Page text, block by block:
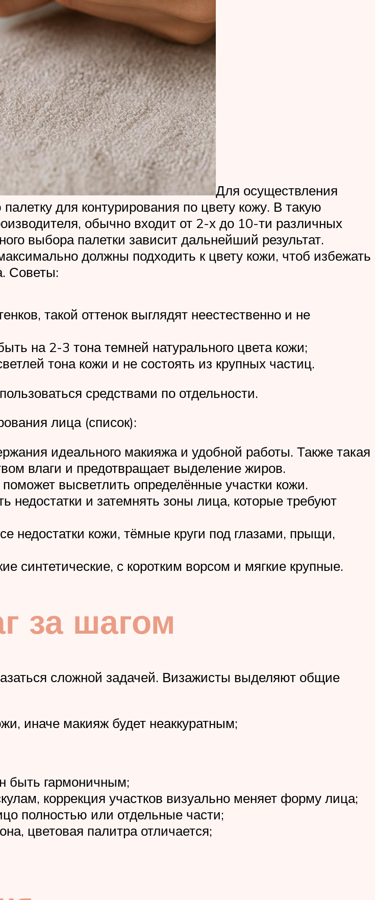
Для осуществления
для контурирования по цвету кожу. В такую
обычно входит от 2-х до 10-ти различных
выбора палетки зависит дальнейший результат.
должны подходить к цвету кожи, чтоб избежать
Советы:
такой оттенок выглядят неестественно и не
на 2-3 тона темней натурального цвета кожи;
тона кожи и не состоять из крупных частиц.
средствами по отдельности.
лица (список):
идеального макияжа и удобной работы. Также такая
влаги и предотвращает выделение жиров.
поможет высветлить определённые участки кожи.
недостатки и затемнять зоны лица, которые требуют
недостатки кожи, тёмные круги под глазами, прыщи,
синтетические, с коротким ворсом и мягкие крупные.
за шагом
сложной задачей. Визажисты выделяют общие
иначе макияж будет неаккуратным;
быть гармоничным;
коррекция участков визуально меняет форму лица;
полностью или отдельные части;
цветовая палитра отличается;